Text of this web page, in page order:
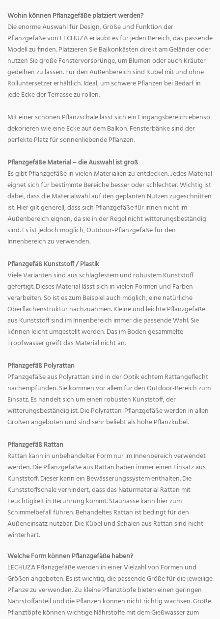
Wohin können Pflanzgefäße platziert werden?
Die enorme Auswahl für Design, Größe und Funktion der
Pflanzgefäße von LECHUZA erlaubt es für jeden Bereich, das passende
Modell zu finden. Platzieren Sie Balkonkästen direkt am Geländer oder
nutzen Sie große Fenstervorsprünge, um Blumen oder auch Kräuter
gedeihen zu lassen. Für den Außenbereich sind Kübel mit und ohne
Rolluntersetzer erhältlich. Ideal, um schwere Pflanzen bei Bedarf in
jede Ecke der Terrasse zu rollen.
Mit einer schönen Pflanzschale lässt sich ein Eingangsbereich ebenso
dekorieren wie eine Ecke auf dem Balkon. Fensterbänke sind der
perfekte Platz für sonnenliebende Pflanzen.
Pflanzgefäße Material – die Auswahl ist groß
Es gibt Pflanzgefäße in vielen Materialien zu entdecken. Jedes Material
eignet sich für bestimmte Bereiche besser oder schlechter. Wichtig ist
dabei, dass die Materialwahl auf den geplanten Nutzen zugeschnitten
ist. Hier gilt generell, dass sich Pflanzgefäße für innen nicht im
Außenbereich eignen, da sie in der Regel nicht witterungsbeständig
sind. Es ist jedoch möglich, Outdoor-Pflanzgefäße für den
Innenbereich zu verwenden.
Pflanzgefäß Kunststoff / Plastik
Viele Varianten sind aus schlagfestem und robustem Kunststoff
gefertigt. Dieses Material lässt sich in vielen Formen und Farben
verarbeiten. So ist es zum Beispiel auch möglich, eine natürliche
Oberflächenstruktur nachzuahmen. Kleine und leichte Pflanzgefäße
aus Kunststoff sind im Innenbereich immer die passende Wahl. Sie
können leicht umgestellt werden. Das im Boden gesammelte
Tropfwasser greift das Material nicht an.
Pflanzgefäß Polyrattan
Pflanzgefäße aus Polyrattan sind in der Optik echtem Rattangeflecht
nachempfunden. Sie kommen vor allem für den Outdoor-Bereich zum
Einsatz. Es handelt sich um einen robusten Kunststoff, der
witterungsbeständig ist. Die Polyrattan-Pflanzgefäße werden in allen
Größen angeboten und sind sehr beliebt als hohe Pflanzkübel.
Pflanzgefäß Rattan
Rattan kann in unbehandelter Form nur im Innenbereich verwendet
werden. Die Pflanzgefäße aus Rattan haben immer einen Einsatz aus
Kunststoff. Dieser kann ein Bewässerungssystem enthalten. Die
Kunststoffschale verhindert, dass das Naturmaterial Rattan mit
Feuchtigkeit in Berührung kommt. Staunässe kann hier zum
Schimmelbefall führen. Behandeltes Rattan ist bedingt für den
Außeneinsatz nutzbar. Die Kübel und Schalen aus Rattan sind nicht
winterhart.
Welche Form können Pflanzgefäße haben?
LECHUZA Pflanzgefäße werden in einer Vielzahl von Formen und
Größen angeboten. Es ist wichtig, die passende Größe für die jeweilige
Pflanze zu verwenden. Zu kleine Pflanztöpfe bieten einen geringen
Nährstoffanteil und die Pflanzen können nicht richtig wachsen. Große
Pflanztöpfe können wichtige Nährstoffe mit dem Gießwasser zum